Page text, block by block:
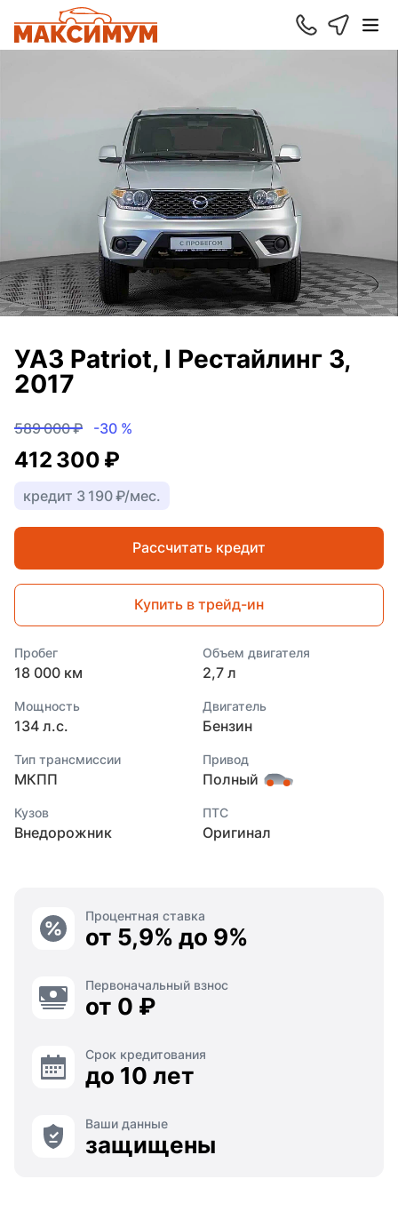
УАЗ Patriot, I Рестайлинг 3,
2017
589 000 ₽ -30 %
412 300 ₽
кредит 3 190 ₽/мес.
Рассчитать кредит
Купить в трейд-ин
Пробег
18 000 км
Объем двигателя
2,7 л
Мощность
134 л.с.
Двигатель
Бензин
Тип трансмиссии
МКПП
Привод
Полный
Кузов
Внедорожник
ПТС
Оригинал
Процентная ставка
от 5,9% до 9%
Первоначальный взнос
от 0 ₽
Срок кредитования
до 10 лет
Ваши данные
защищены